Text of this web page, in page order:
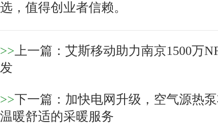
选，值得创业者信赖。
>>上一篇： 艾斯移动助力南京1500万
发
>>下一篇： 加快电网升级，空气源热
温暖舒适的采暖服务